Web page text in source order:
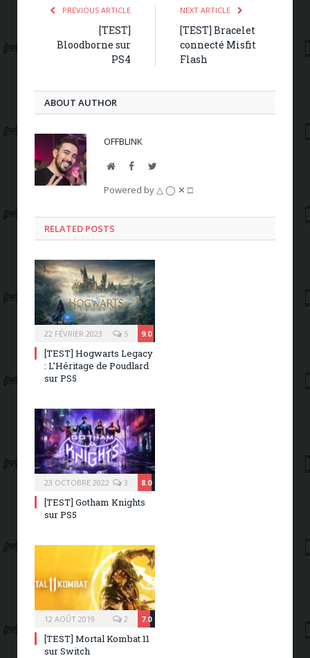
PREVIOUS ARTICLE
[TEST]
Bloodborne sur
PS4
NEXT ARTICLE
[TEST] Bracelet
connecté Misfit
Flash
ABOUT AUTHOR
OFFBLINK
WebsiteFacebookTwitter
Powered by △ ◯ ✕ □
RELATED POSTS
22 FÉVRIER 2023 9.0
5
[TEST] Hogwarts Legacy
: L’Héritage de Poudlard
sur PS5
23 OCTOBRE 2022 8.0
3
[TEST] Gotham Knights
sur PS5
12 AOÛT 2019 7.0
2
[TEST] Mortal Kombat 11
sur Switch